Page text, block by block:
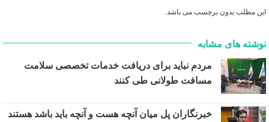
این مطلب بدون برچسب می باشد.
نوشته های مشابه
مردم نباید برای دریافت خدمات تخصصی سلامت
مسافت طولانی طی کنند
خبرنگاران پل میان آنچه هست و آنچه باید باشد هستند